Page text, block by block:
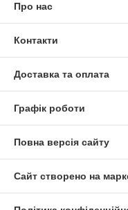
Про нас
Контакти
Доставка та оплата
Графік роботи
Повна версія сайту
Сайт створено на